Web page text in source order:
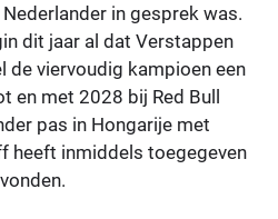
in gesprek was.
dit jaar al dat Verstappen
de viervoudig kampioen een
en met 2028 bij Red Bull
pas in Hongarije met
heeft inmiddels toegegeven